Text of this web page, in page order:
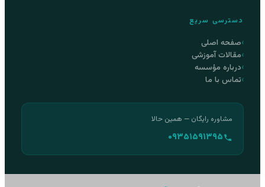
دسترسی سریع
صفحه اصلی
مقالات آموزشی
درباره مؤسسه
تماس با ما
مشاوره رایگان — همین حالا
۰۹۳۵۱۵۹۱۳۹۵